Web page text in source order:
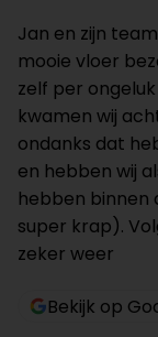
Jan en zijn
mooie vloer
zelf per
kwamen wij
ondanks dat
en hebben wij
hebben binnen
super krap).
zeker weer
Bekijk op